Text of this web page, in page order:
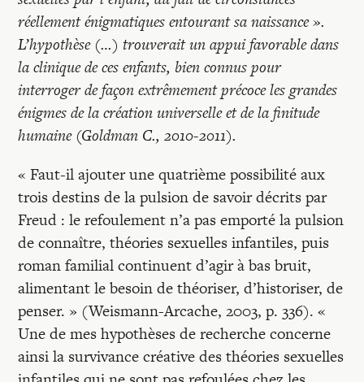
réellement énigmatiques entourant sa naissance ».
L’hypothèse (…) trouverait un appui favorable dans
la clinique de ces enfants, bien connus pour
interroger de façon extrêmement précoce les grandes
énigmes de la création universelle et de la finitude
humaine (Goldman C., 2010-2011).
« Faut-il ajouter une quatrième possibilité aux
trois destins de la pulsion de savoir décrits par
Freud : le refoulement n’a pas emporté la pulsion
de connaître, théories sexuelles infantiles, puis
roman familial continuent d’agir à bas bruit,
alimentant le besoin de théoriser, d’historiser, de
penser. » (Weismann-Arcache, 2003, p. 336). «
Une de mes hypothèses de recherche concerne
ainsi la survivance créative des théories sexuelles